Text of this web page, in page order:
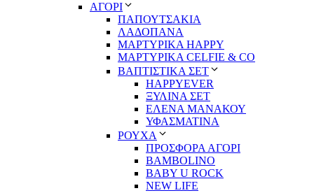
ΑΓΟΡΙ
ΠΑΠΟΥΤΣΑΚΙΑ
ΛΑΔΟΠΑΝΑ
ΜΑΡΤΥΡΙΚΑ HAPPY
ΜΑΡΤΥΡΙΚΑ CELFIE & CO
ΒΑΠΤΙΣΤΙΚΑ ΣΕΤ
HAPPYEVER
ΞΥΛΙΝΑ ΣΕΤ
ΕΛΕΝΑ ΜΑΝΑΚΟΥ
ΥΦΑΣΜΑΤΙΝΑ
ΡΟΥΧΑ
ΠΡΟΣΦΟΡΑ ΑΓΟΡΙ
BAMBOLINO
BABY U ROCK
NEW LIFE